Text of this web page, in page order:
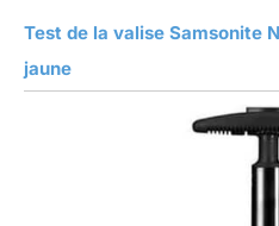
Test de la valise Samsonite
jaune